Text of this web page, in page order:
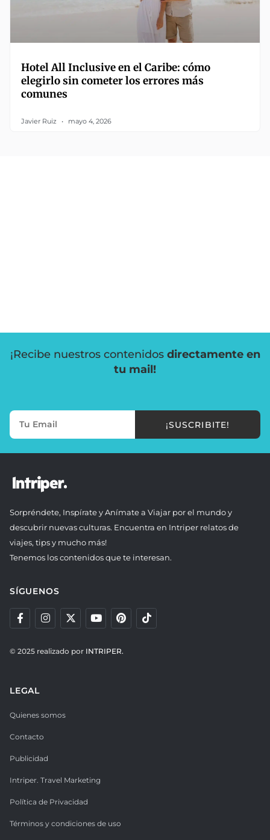
Hotel All Inclusive en el Caribe: cómo
elegirlo sin cometer los errores más
comunes
Javier Ruiz mayo 4, 2026
¡Recibe nuestros contenidos directamente en
tu mail!
¡SUSCRIBITE!
Sorpréndete, Inspírate y Anímate a Viajar por el mundo y
descubrir nuevas culturas. Encuentra en Intriper relatos de
viajes, tips y mucho más!
Tenemos los contenidos que te interesan.
SÍGUENOS
© 2025 realizado por INTRIPER.
LEGAL
Quienes somos
Contacto
Publicidad
Intriper. Travel Marketing
Política de Privacidad
Términos y condiciones de uso